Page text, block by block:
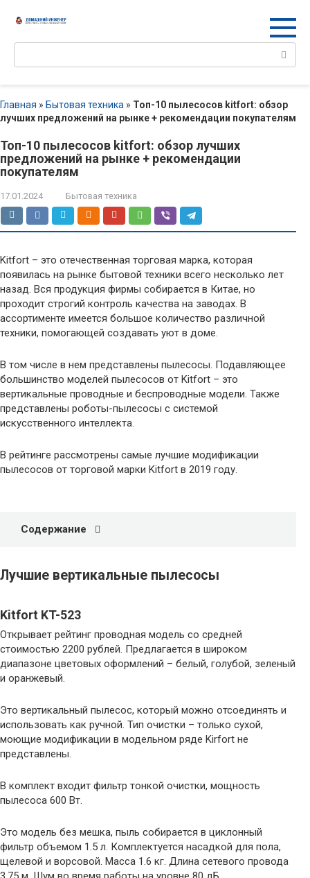
Поиск:
Главная » Бытовая техника » Топ-10 пылесосов kitfort: обзор
лучших предложений на рынке + рекомендации покупателям
Топ-10 пылесосов kitfort: обзор лучших
предложений на рынке + рекомендации
покупателям
17.01.2024 Бытовая техника
Kitfort – это отечественная торговая марка, которая
появилась на рынке бытовой техники всего несколько лет
назад. Вся продукция фирмы собирается в Китае, но
проходит строгий контроль качества на заводах. В
ассортименте имеется большое количество различной
техники, помогающей создавать уют в доме.
В том числе в нем представлены пылесосы. Подавляющее
большинство моделей пылесосов от Kitfort – это
вертикальные проводные и беспроводные модели. Также
представлены роботы-пылесосы с системой
искусственного интеллекта.
В рейтинге рассмотрены самые лучшие модификации
пылесосов от торговой марки Kitfort в 2019 году.
Содержание
Лучшие вертикальные пылесосы
Kitfort KT-523
Открывает рейтинг проводная модель со средней
стоимостью 2200 рублей. Предлагается в широком
диапазоне цветовых оформлений – белый, голубой, зеленый
и оранжевый.
Это вертикальный пылесос, который можно отсоединять и
использовать как ручной. Тип очистки – только сухой,
моющие модификации в модельном ряде Kirfort не
представлены.
В комплект входит фильтр тонкой очистки, мощность
пылесоса 600 Вт.
Это модель без мешка, пыль собирается в циклонный
фильтр объемом 1.5 л. Комплектуется насадкой для пола,
щелевой и ворсовой. Масса 1.6 кг. Длина сетевого провода